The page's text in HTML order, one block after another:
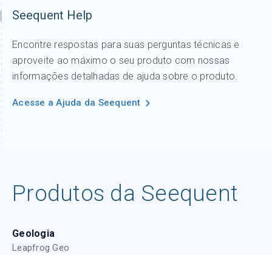
Seequent Help
Encontre respostas para suas perguntas técnicas e
aproveite ao máximo o seu produto com nossas
informações detalhadas de ajuda sobre o produto.
Acesse a Ajuda da Seequent
Produtos da Seequent
Geologia
Leapfrog Geo